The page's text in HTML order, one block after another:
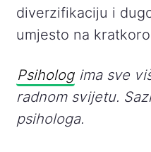
diverzifikaciju i
umjesto na
Psihologima sve
radnom svijetu.
psihologa.